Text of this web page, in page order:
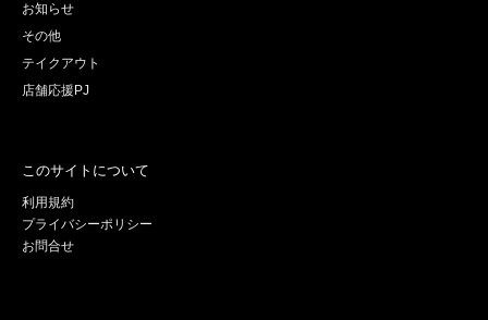
お知らせ
その他
テイクアウト
店舗応援PJ
このサイトについて
利用規約
プライバシーポリシー
お問合せ